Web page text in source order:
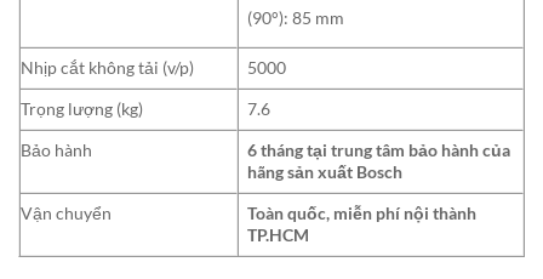
(90°): 85 mm
Nhịp cắt không tải (v/p)
5000
Trọng lượng (kg)
7.6
Bảo hành
6 tháng tại trung tâm bảo hành của
hãng sản xuất Bosch
Vận chuyển
Toàn quốc, miễn phí nội thành
TP.HCM